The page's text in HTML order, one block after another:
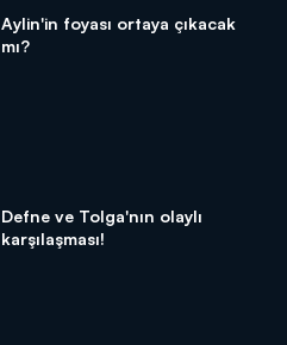
Aylin'in foyası ortaya çıkacak
mı?
Defne ve Tolga'nın olaylı
karşılaşması!